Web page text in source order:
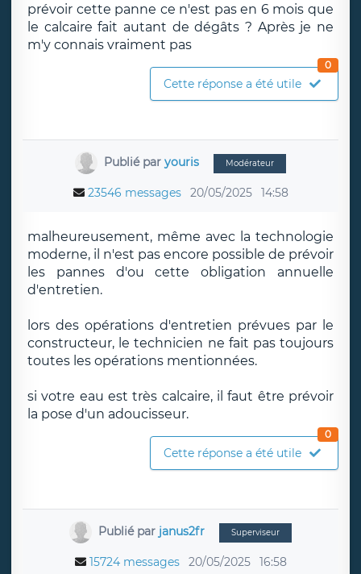
prévoir cette panne ce n'est pas en 6 mois que
le calcaire fait autant de dégâts ? Après je ne
m'y connais vraiment pas
Cette réponse a été utile
0
Publié par youris Modérateur
23546 messages 20/05/2025 14:58
malheureusement, même avec la technologie
moderne, il n'est pas encore possible de prévoir
les pannes d'ou cette obligation annuelle
d'entretien.
lors des opérations d'entretien prévues par le
constructeur, le technicien ne fait pas toujours
toutes les opérations mentionnées.
si votre eau est très calcaire, il faut être prévoir
la pose d'un adoucisseur.
Cette réponse a été utile
0
Publié par janus2fr Superviseur
15724 messages 20/05/2025 16:58